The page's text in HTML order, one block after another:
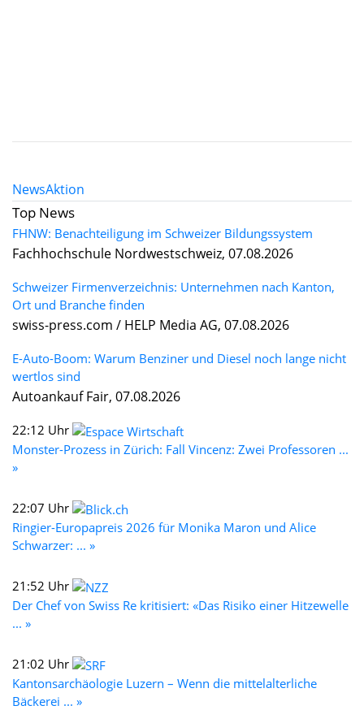
NewsAktion
Top News
FHNW: Benachteiligung im Schweizer Bildungssystem
Fachhochschule Nordwestschweiz, 07.08.2026
Schweizer Firmenverzeichnis: Unternehmen nach Kanton,
Ort und Branche finden
swiss-press.com / HELP Media AG, 07.08.2026
E-Auto-Boom: Warum Benziner und Diesel noch lange nicht
wertlos sind
Autoankauf Fair, 07.08.2026
22:12 Uhr
Monster-Prozess in Zürich: Fall Vincenz: Zwei Professoren ...
»
22:07 Uhr
Ringier-Europapreis 2026 für Monika Maron und Alice
Schwarzer: ... »
21:52 Uhr
Der Chef von Swiss Re kritisiert: «Das Risiko einer Hitzewelle
... »
21:02 Uhr
Kantonsarchäologie Luzern – Wenn die mittelalterliche
Bäckerei ... »